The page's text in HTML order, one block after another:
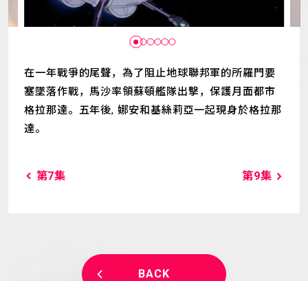
在一年戰爭的尾聲，為了阻止地球聯邦軍的所羅門要
塞墜落作戰，馬沙率領蘇頓艦隊出擊，保護月面都市
格拉那達。五年後, 娜安和基絲莉亞一起現身於格拉那
達。
第7集 第9集
BACK